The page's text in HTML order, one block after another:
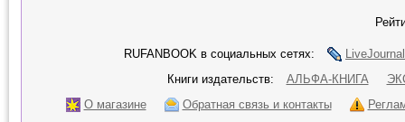
RUFANBOOK в социальных сетях:
LiveJournal
Книги издательств:
АЛЬФА-КНИГА
О магазине
Обратная связь и контакты